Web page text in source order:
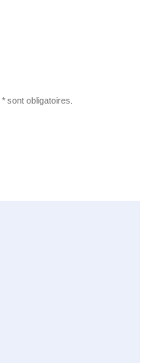
*sont obligatoires.